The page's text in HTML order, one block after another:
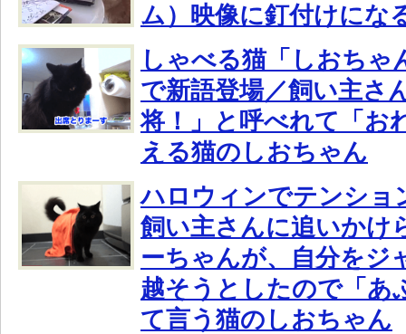
ム）映像に釘付けにな
しゃべる猫「しおちゃ
で新語登場／飼い主さ
将！」と呼べれて「お
える猫のしおちゃん
ハロウィンでテンショ
飼い主さんに追いかけ
ーちゃんが、自分をジ
越そうとしたので「あ
て言う猫のしおちゃん